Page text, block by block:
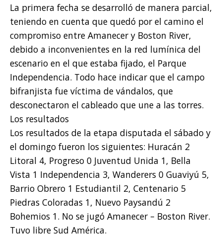
La primera fecha se desarrolló de manera parcial,
teniendo en cuenta que quedó por el camino el
compromiso entre Amanecer y Boston River,
debido a inconvenientes en la red lumínica del
escenario en el que estaba fijado, el Parque
Independencia. Todo hace indicar que el campo
bifranjista fue víctima de vándalos, que
desconectaron el cableado que une a las torres.
Los resultados
Los resultados de la etapa disputada el sábado y
el domingo fueron los siguientes: Huracán 2
Litoral 4, Progreso 0 Juventud Unida 1, Bella
Vista 1 Independencia 3, Wanderers 0 Guaviyú 5,
Barrio Obrero 1 Estudiantil 2, Centenario 5
Piedras Coloradas 1, Nuevo Paysandú 2
Bohemios 1. No se jugó Amanecer – Boston River.
Tuvo libre Sud América.